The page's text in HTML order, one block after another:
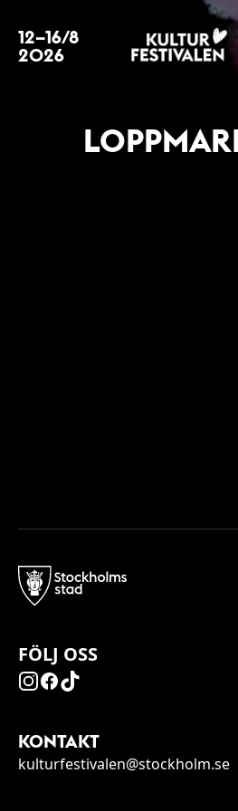
12–16/8
2026
FÖLJ OSS
KONTAKT
kulturfestivalen@stockholm.se